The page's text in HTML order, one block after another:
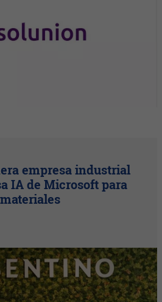
empresa industrial
IA de Microsoft para